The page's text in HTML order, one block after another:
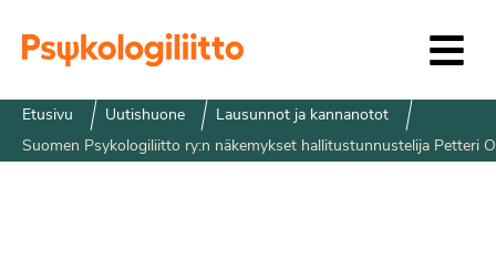
Etusivu Uutishuone
Lausunnot ja kannanotot
Suomen Psykologiliitto ry:n näkemykset hallitustunnustelija Petteri